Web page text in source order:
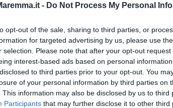
- Do Not Process My Personal
opt-out of the sale, sharing to third parties, or
for targeted advertising by us, please use
selection. Please note that after your opt-out
interest-based ads based on personal
to third parties prior to your opt-out. You
of your personal information by third parties on
This information may also be disclosed by us to third
Participants that may further disclose it to other third
statale. Se, da una parte, nei mesi scorsi
climatica, sempre di più in ognuna delle recenti
più sono vietate le proteste al di fuori dell’area di
ad un controllo che limita la libertà
rappresentata dal decotto candidato per il Partito
rampanteamministratore delegato di Eni,
consensi e soldi per realizzare la fusione
inimmaginabili.
kermesse e che vada al di là dell’aspetto
finale sia centrata sull’eliminazione di tutte